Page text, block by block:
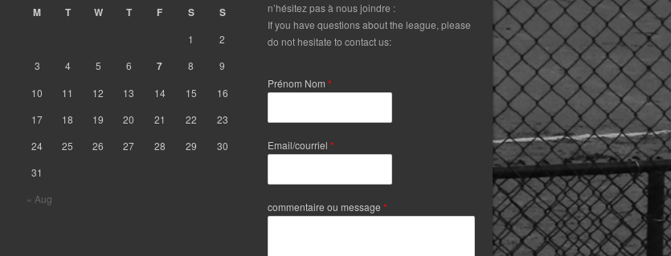
M T W T F S S
« Aug
1
2
3
4 5 6 7 8
9
10
11 12 13 14 15
16
17
18 19 20 21 22
23
24
25 26 27 28 29
30
31
n’hésitez pas à nous joindre :
If you have questions about the league, please
do not hesitate to contact us:
Prénom Nom*
Email/courriel*
commentaire ou message*